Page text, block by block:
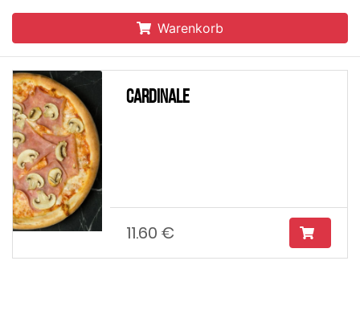
Warenkorb
Cardinale
11.60 €